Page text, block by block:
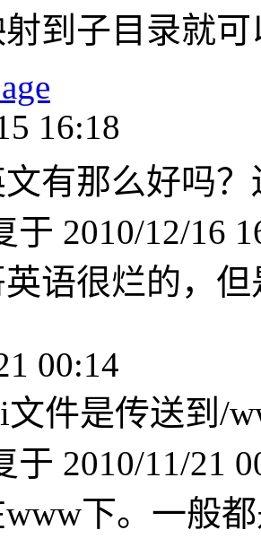
到子目录就可
16:18
有那么好吗
于 2010/12/16
语很烂的，
00:14
文件是传送到/
于 2010/11/21
下。一般